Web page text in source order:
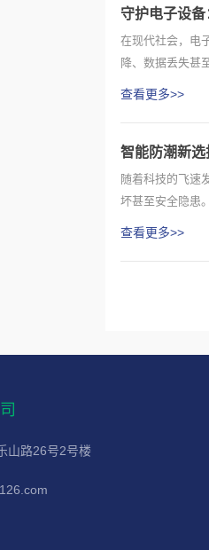
守护电子设
在现代社会，电
降、数据丢失甚
实用的功...
查看更多>>
智能防潮新
随着科技的飞速
坏甚至安全隐患
设备，避...
查看更多>>
山路26号2号楼